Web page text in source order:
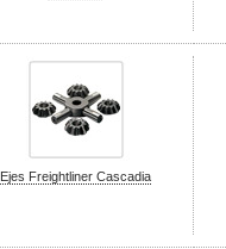
Ejes Freightliner Cascadia